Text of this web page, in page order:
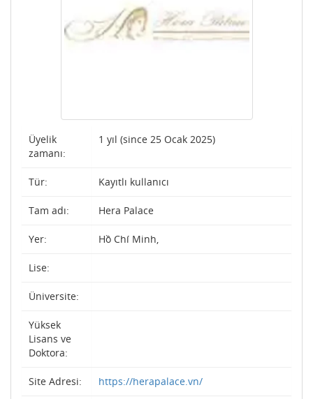
Üyelik
zamanı:
1 yıl (since 25 Ocak 2025)
Tür: Kayıtlı kullanıcı
Tam adı: Hera Palace
Yer: Hồ Chí Minh,
Lise:
Üniversite:
Yüksek
Lisans ve
Doktora:
Site Adresi: https://herapalace.vn/